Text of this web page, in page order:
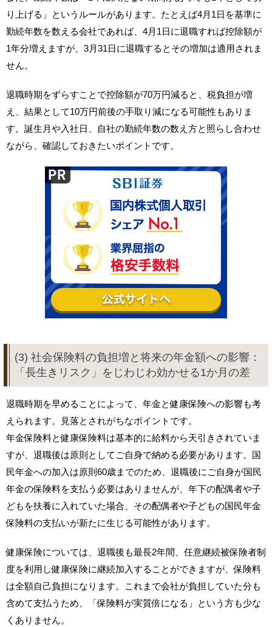
り上げる」というルールがあります。たとえば4月1日を基準に
勤続年数を数える会社であれば、4月1日に退職すれば控除額が
1年分増えますが、3月31日に退職するとその増加は適用されま
せん。
退職時期をずらすことで控除額が70万円減ると、税負担が増
え、結果として10万円前後の手取り減になる可能性もありま
す。誕生月や入社日、自社の勤続年数の数え方と照らし合わせ
ながら、確認しておきたいポイントです。
(3) 社会保険料の負担増と将来の年金額への影響：
「長生きリスク」をじわじわ効かせる1か月の差
退職時期を早めることによって、年金と健康保険への影響も考
えられます。見落とされがちなポイントです。
年金保険料と健康保険料は基本的に給料から天引きされていま
すが、退職後は原則としてご自身で納める必要があります。国
民年金への加入は原則60歳までのため、退職後にご自身が国民
年金の保険料を支払う必要はありませんが、年下の配偶者や子
どもを扶養に入れていた場合、その配偶者や子どもの国民年金
保険料の支払いが新たに生じる可能性があります。
健康保険については、退職後も最長2年間、任意継続被保険者制
度を利用し健康保険に継続加入することができますが、保険料
は全額自己負担になります。これまで会社が負担していた分も
含めて支払うため、「保険料が実質倍になる」という方も少な
くありません。